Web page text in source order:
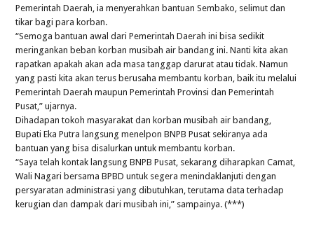
Pemerintah Daerah, ia menyerahkan bantuan Sembako, selimut dan
tikar bagi para korban.
“Semoga bantuan awal dari Pemerintah Daerah ini bisa sedikit
meringankan beban korban musibah air bandang ini. Nanti kita akan
rapatkan apakah akan ada masa tanggap darurat atau tidak. Namun
yang pasti kita akan terus berusaha membantu korban, baik itu melalui
Pemerintah Daerah maupun Pemerintah Provinsi dan Pemerintah
Pusat,” ujarnya.
Dihadapan tokoh masyarakat dan korban musibah air bandang,
Bupati Eka Putra langsung menelpon BNPB Pusat sekiranya ada
bantuan yang bisa disalurkan untuk membantu korban.
“Saya telah kontak langsung BNPB Pusat, sekarang diharapkan Camat,
Wali Nagari bersama BPBD untuk segera menindaklanjuti dengan
persyaratan administrasi yang dibutuhkan, terutama data terhadap
kerugian dan dampak dari musibah ini,” sampainya. (***)